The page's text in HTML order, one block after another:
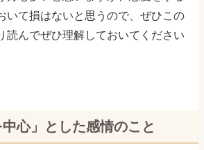
いて損はないと思うので、ぜひこの
読んでぜひ理解しておいてください
心」とした感情のこと